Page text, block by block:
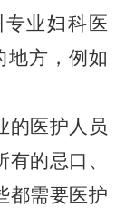
业妇科医
地方，例如
的医护人员
的忌口、
都需要医护